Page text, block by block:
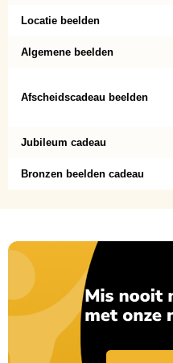
Locatie beelden
Algemene beelden
Afscheidscadeau beelden
Jubileum cadeau
Bronzen beelden cadeau